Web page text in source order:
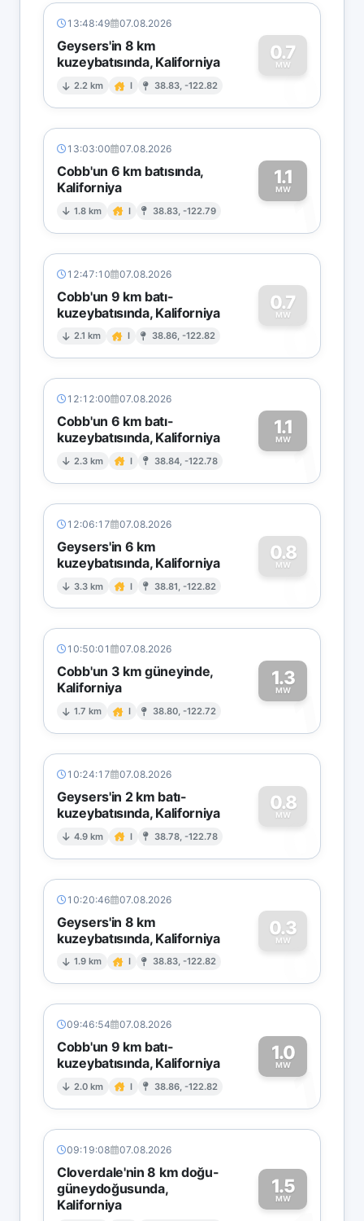
13:48:49 07.08.2026
Geysers'in 8 km
kuzeybatısında, Kaliforniya
2.2 km I 38.83, -122.82
0.7
MW
0
13:03:00 07.08.2026
Cobb'un 6 km batısında,
Kaliforniya
1.8 km I 38.83, -122.79
1.1
MW1
12:47:10 07.08.2026
Cobb'un 9 km batı-
kuzeybatısında, Kaliforniya
2.1 km I 38.86, -122.82
0.7
MW
0
12:12:00 07.08.2026
Cobb'un 6 km batı-
kuzeybatısında, Kaliforniya
2.3 km I 38.84, -122.78
1.1
MW1
12:06:17 07.08.2026
Geysers'in 6 km
kuzeybatısında, Kaliforniya
3.3 km I 38.81, -122.82
0.8
MW
0
10:50:01 07.08.2026
Cobb'un 3 km güneyinde,
Kaliforniya
1.7 km I 38.80, -122.72
1.3
MW1
10:24:17 07.08.2026
Geysers'in 2 km batı-
kuzeybatısında, Kaliforniya
4.9 km I 38.78, -122.78
0.8
MW
0
10:20:46 07.08.2026
Geysers'in 8 km
kuzeybatısında, Kaliforniya
1.9 km I 38.83, -122.82
0.3
MW
0
09:46:54 07.08.2026
Cobb'un 9 km batı-
kuzeybatısında, Kaliforniya
2.0 km I 38.86, -122.82
1.0
MW1
09:19:08 07.08.2026
Cloverdale'nin 8 km doğu-
güneydoğusunda,
Kaliforniya
1.5
MW